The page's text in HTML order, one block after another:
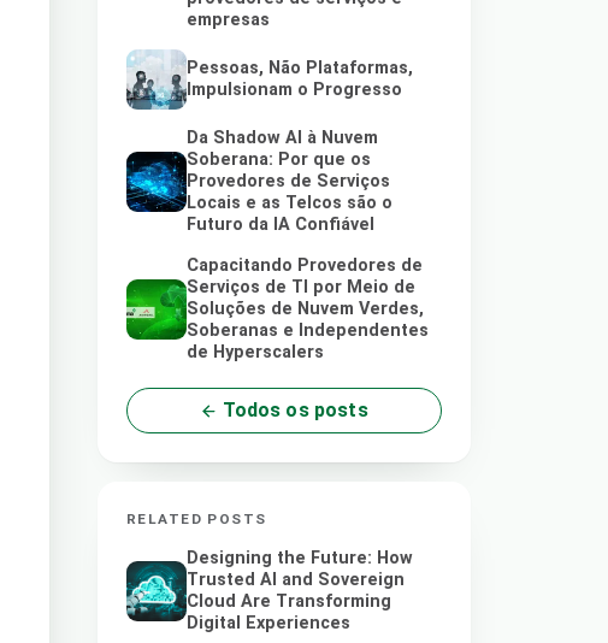
empresas
Pessoas, Não Plataformas,
Impulsionam o Progresso
Da Shadow AI à Nuvem
Soberana: Por que os
Provedores de Serviços
Locais e as Telcos são o
Futuro da IA Confiável
Capacitando Provedores de
Serviços de TI por Meio de
Soluções de Nuvem Verdes,
Soberanas e Independentes
de Hyperscalers
Todos os posts
RELATED POSTS
Designing the Future: How
Trusted AI and Sovereign
Cloud Are Transforming
Digital Experiences